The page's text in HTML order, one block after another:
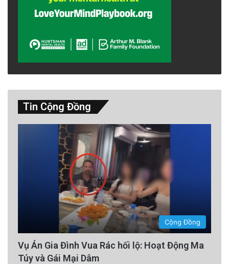
Bryan Miller, một người dân ở khu dân cư
lắng của mình, anh cho biết cô con gái 16 tuổi
trẻ đồng trang lứa với con gái anh tụ tập thành
nhóm để hút thuốc lá điện tử và hai phần ba
bạn của cô bé đã bị nghiện.
advertisement
Tin Cộng Đồng
Cộng Đồng
Vụ Án Gia Đình Vua Rác hối lộ: Hoạt Động Ma
Túy và Gái Mại Dâm